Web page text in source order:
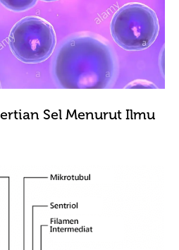
Sel Menurut Ilmu